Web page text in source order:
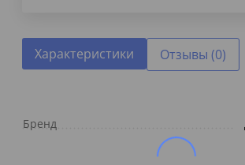
Характеристики Отзывы (0)
Бренд